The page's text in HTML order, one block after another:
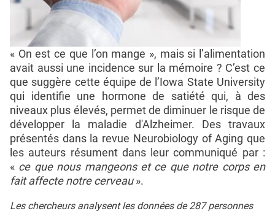
« On est ce que l’on mange », mais si l’alimentation
avait aussi une incidence sur la mémoire ? C’est ce
que suggère cette équipe de l’Iowa State University
qui identifie une hormone de satiété qui, à des
niveaux plus élevés, permet de diminuer le risque de
développer la maladie d'Alzheimer. Des travaux
présentés dans la revue Neurobiology of Aging que
les auteurs résument dans leur communiqué par :
« ce que nous mangeons et ce que notre corps en
fait affecte notre cerveau».
Les chercheurs analysent les données de 287 personnes